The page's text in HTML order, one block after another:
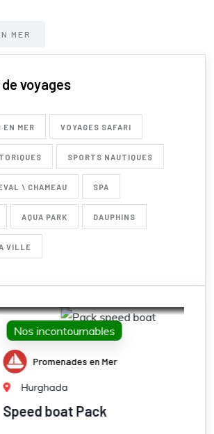
MER
voyages
EN MER VOYAGES SAFARI
SPORTS NAUTIQUES
\ CHAMEAU SPA
AQUA PARK DAUPHINS
VILLE
en Mer
Pack